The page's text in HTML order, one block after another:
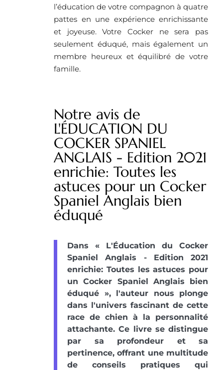
l’éducation de votre compagnon à quatre
pattes en une expérience enrichissante
et joyeuse. Votre Cocker ne sera pas
seulement éduqué, mais également un
membre heureux et équilibré de votre
famille.
Notre avis de
L'ÉDUCATION DU
COCKER SPANIEL
ANGLAIS - Edition 2021
enrichie: Toutes les
astuces pour un Cocker
Spaniel Anglais bien
éduqué
Dans « L'Éducation du Cocker
Spaniel Anglais - Edition 2021
enrichie: Toutes les astuces pour
un Cocker Spaniel Anglais bien
éduqué », l'auteur nous plonge
dans l'univers fascinant de cette
race de chien à la personnalité
attachante. Ce livre se distingue
par sa profondeur et sa
pertinence, offrant une multitude
de conseils pratiques qui